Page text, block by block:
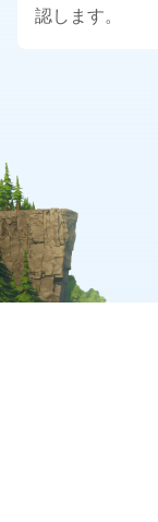
認します。